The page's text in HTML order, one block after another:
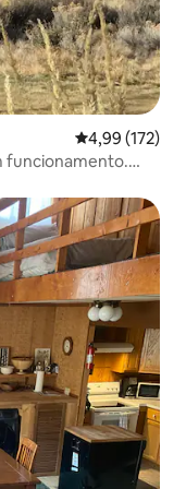
4,99 de uma
4,99 (172)
funcionamento.